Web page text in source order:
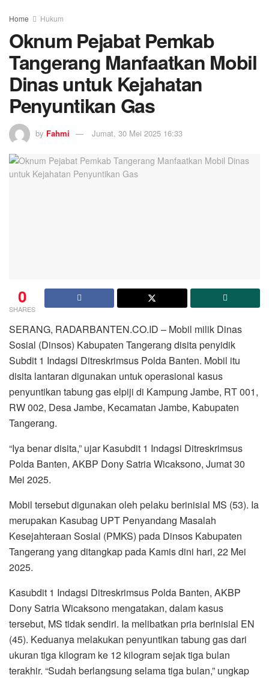
Home Hukum
Oknum Pejabat Pemkab
Tangerang Manfaatkan Mobil
Dinas untuk Kejahatan
Penyuntikan Gas
by Fahmi Jumat, 30 Mei 2025 16:33
0
SHARES
SERANG, RADARBANTEN.CO.ID – Mobil milik Dinas
Sosial (Dinsos) Kabupaten Tangerang disita penyidik
Subdit 1 Indagsi Ditreskrimsus Polda Banten. Mobil itu
disita lantaran digunakan untuk operasional kasus
penyuntikan tabung gas elpiji di Kampung Jambe, RT 001,
RW 002, Desa Jambe, Kecamatan Jambe, Kabupaten
Tangerang.
“Iya benar disita,” ujar Kasubdit 1 Indagsi Ditreskrimsus
Polda Banten, AKBP Dony Satria Wicaksono, Jumat 30
Mei 2025.
Mobil tersebut digunakan oleh pelaku berinisial MS (53). Ia
merupakan Kasubag UPT Penyandang Masalah
Kesejahteraan Sosial (PMKS) pada Dinsos Kabupaten
Tangerang yang ditangkap pada Kamis dini hari, 22 Mei
2025.
Kasubdit 1 Indagsi Ditreskrimsus Polda Banten, AKBP
Dony Satria Wicaksono mengatakan, dalam kasus
tersebut, MS tidak sendiri. Ia melibatkan pria berinisial EN
(45). Keduanya melakukan penyuntikan tabung gas dari
ukuran tiga kilogram ke 12 kilogram sejak tiga bulan
terakhir. “Sudah berlangsung selama tiga bulan,” ungkap